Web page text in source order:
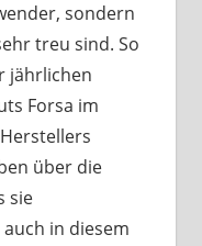
sondern
treu sind. So
jährlichen
Forsa im
über die
sie
in diesem